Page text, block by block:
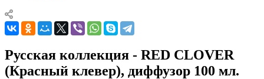
Русская коллекция - RED CLOVER
(Красный клевер), диффузор 100 мл.